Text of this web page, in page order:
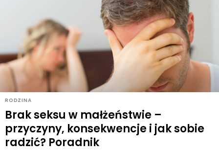
RODZINA
Brak seksu w małżeństwie –
przyczyny, konsekwencje i jak sobie
radzić? Poradnik